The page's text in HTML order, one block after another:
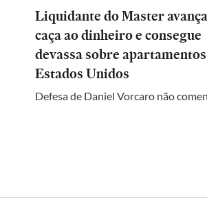
Liquidante do Master
caça ao dinheiro e consegue
devassa sobre
Estados Unidos
Defesa de Daniel Vorcaro não